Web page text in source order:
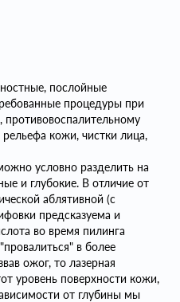
послойные
процедуры при
противовоспалительному
кожи, чистки лица,
условно разделить на
и глубокие. В отличие от
аблятивной (с
предсказуема и
во время пилинга
в более
ожог, то лазерная
уровень поверхности кожи,
от глубины мы